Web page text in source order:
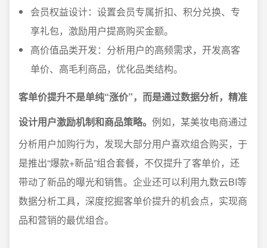
会员权益设计：设置会员专属折扣、积分兑换、专
享礼包，激励用户提高购买金额。
高价值品类开发：分析用户的高频需求，开发高客
单价、高毛利商品，优化品类结构。
客单价提升不是单纯“涨价”，而是通过数据分析，精准
设计用户激励机制和商品策略。 例如，某美妆电商通过
分析用户加购行为，发现大部分用户喜欢组合购买，于
是推出“爆款+新品”组合套餐，不仅提升了客单价，还
带动了新品的曝光和销售。企业还可以利用九数云BI等
数据分析工具，深度挖掘客单价提升的机会点，实现商
品和营销的最优组合。